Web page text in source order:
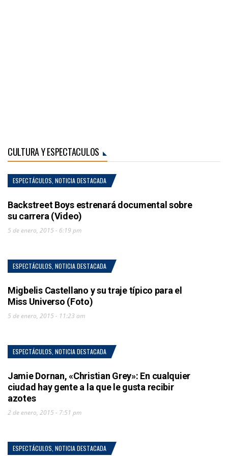
CULTURA Y ESPECTACULOS
ESPECTÁCULOS NOTICIA DESTACADA
Backstreet Boys estrenará documental sobre
su carrera (Video)
5 de enero, 2015 - 6:19 pm
ESPECTÁCULOS NOTICIA DESTACADA
Migbelis Castellano y su traje típico para el
Miss Universo (Foto)
5 de enero, 2015 - 11:23 am
ESPECTÁCULOS NOTICIA DESTACADA
Jamie Dornan, «Christian Grey»: En cualquier
ciudad hay gente a la que le gusta recibir
azotes
2 de enero, 2015 - 7:51 pm
ESPECTÁCULOS NOTICIA DESTACADA